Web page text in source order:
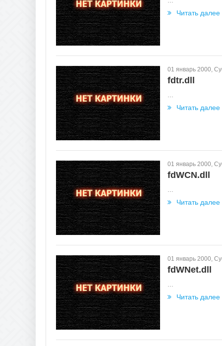
Читать далее
01 январь 2000,
fdtr.dll
Читать далее
01 январь 2000,
fdWCN.dll
Читать далее
01 январь 2000,
fdWNet.dll
Читать далее